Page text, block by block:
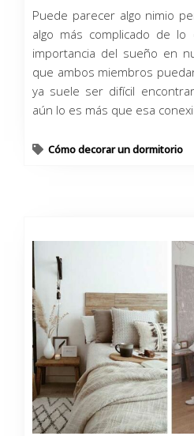
Puede parecer algo nimio
algo más complicado de
importancia del sueño en
que ambos miembros
ya suele ser difícil
aún lo es más que esa
Cómo decorar un dormitorio